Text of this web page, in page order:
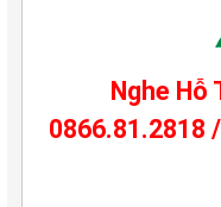
Nghe Hỗ
0866.81.2818